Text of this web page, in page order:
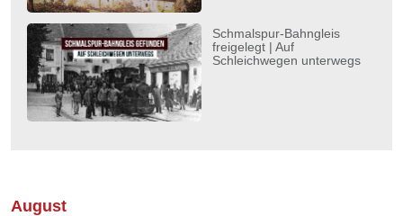
Schmalspur-Bahngleis
freigelegt | Auf
Schleichwegen unterwegs
August